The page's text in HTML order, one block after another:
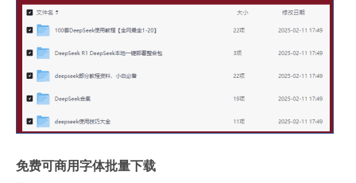
免费可商用字体批量下载